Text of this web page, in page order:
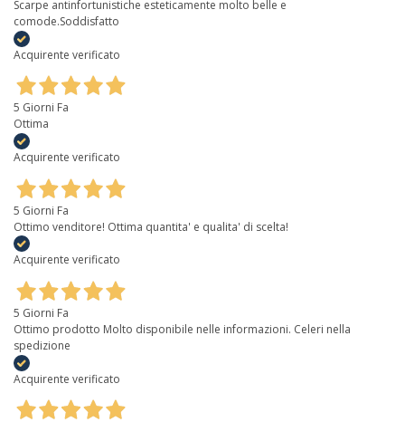
Scarpe antinfortunistiche esteticamente molto belle e
comode.Soddisfatto
Acquirente verificato
5 Giorni Fa
Ottima
Acquirente verificato
5 Giorni Fa
Ottimo venditore! Ottima quantita' e qualita' di scelta!
Acquirente verificato
5 Giorni Fa
Ottimo prodotto Molto disponibile nelle informazioni. Celeri nella
spedizione
Acquirente verificato